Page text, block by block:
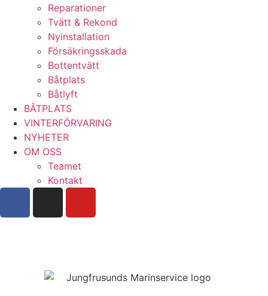
Reparationer
Tvätt & Rekond
Nyinstallation
Försäkringsskada
Bottentvätt
Båtplats
Båtlyft
BÅTPLATS
VINTERFÖRVARING
NYHETER
OM OSS
Teamet
Kontakt